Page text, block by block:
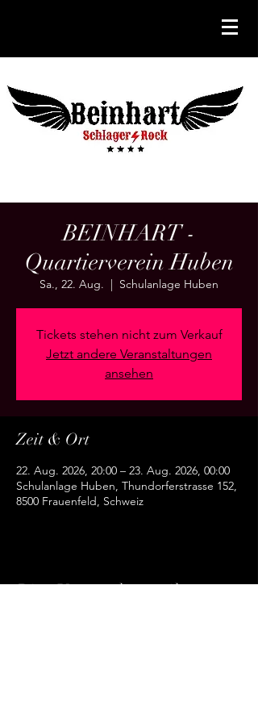
BEINHART -
Quartierverein Huben
Sa., 22. Aug.
  |
Schulanlage Huben
Tickets stehen nicht zum Verkauf
Jetzt andere Veranstaltungen
ansehen
Zeit & Ort
22. Aug. 2026, 20:00 – 23. Aug. 2026, 00:00
Schulanlage Huben, Thundorferstrasse 152,
8500 Frauenfeld, Schweiz
Diese Veranstaltung teilen